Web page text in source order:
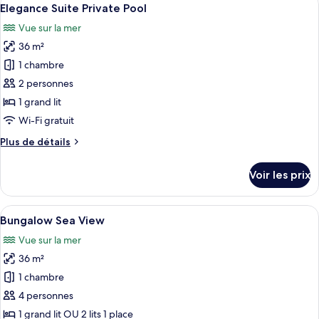
de
chambre
Elegance
Suite
Sea
View
toutes
les
photos
pour
ce
type
de
chambre :
Elegance
Pool
25
Elegance Suite Private Pool
Vue sur la mer
36 m²
1 chambre
2 personnes
1 grand lit
Wi-Fi gratuit
Plus de détails
Plus
le
type
de
chambre
Elegance
Suite
Private
Pool
Voir les prix
Afficher
toutes
les
photos
pour
ce
type
Une chambre dotée d’une grande
7
Bungalow Sea View
Vue sur la mer
36 m²
1 chambre
4 personnes
1 grand lit OU 2 lits 1 place